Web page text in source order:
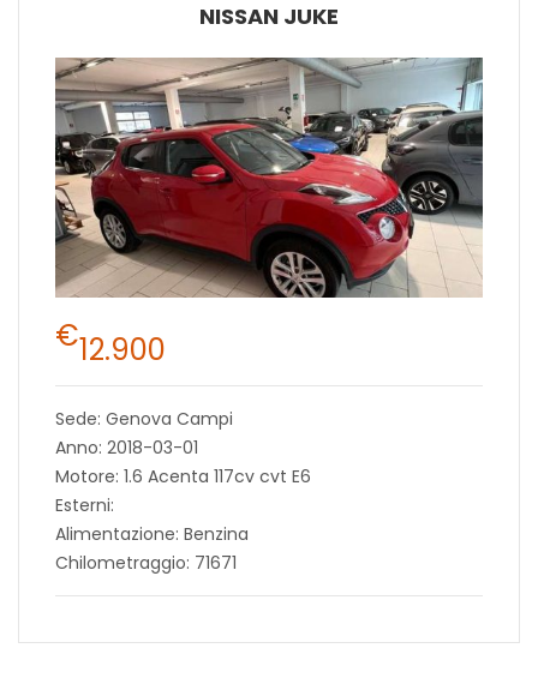
NISSAN JUKE
€12.900
Sede: Genova Campi
Anno: 2018-03-01
Motore: 1.6 Acenta 117cv cvt E6
Esterni:
Alimentazione: Benzina
Chilometraggio: 71671